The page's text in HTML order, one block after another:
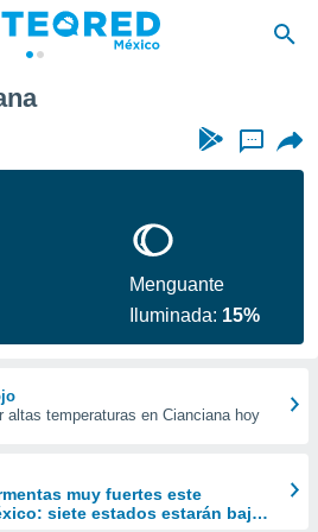
...
Menguante
Iluminada: 15%
altas temperaturas en Cianciana hoy
muy fuertes este
siete estados estarán bajo